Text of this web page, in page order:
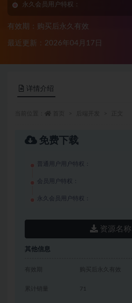
永久会员用户特权：
有效期：购买后永久有效
最近更新：2026年04月17日
详情介绍
免费下载
普通用户用户特权：
会员用户特权：
永久会员用户特权：
资源名称
其他信息
有效期 购买后永久有效
累计销量 71